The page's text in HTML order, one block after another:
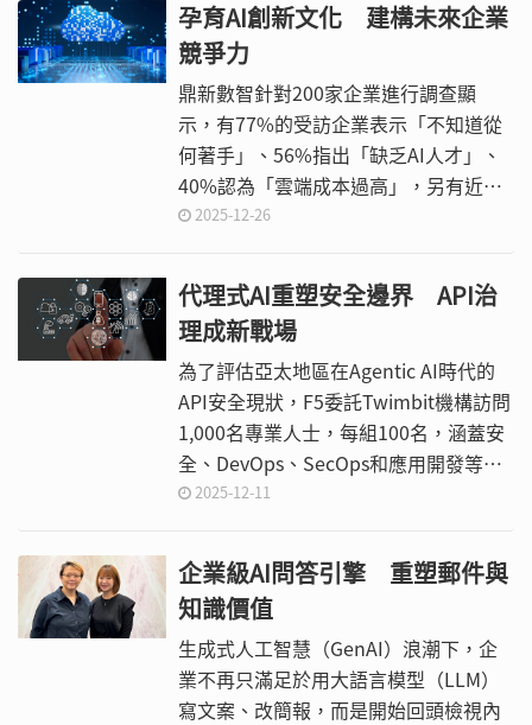
孕育AI創新文化 建構未來企業
競爭力
鼎新數智針對200家企業進行調查顯
示，有77%的受訪企業表示「不知道從
何著手」、56%指出「缺乏AI人才」、
40%認為「雲端成本過高」，另有近
30%憂慮「資料安全」，顯示企業普遍
點。AI導入若無組織支持與資料基盤，
任何技術投入皆無法產生持續效益。
2025-12-26
代理式AI重塑安全邊界 API治
理成新戰場
為了評估亞太地區在Agentic AI時代的
API安全現狀，F5委託Twimbit機構訪問
1,000名專業人士，每組100名，涵蓋安
全、DevOps、SecOps和應用開發等各
個領域。這項調查結果提供對於新興API
何重塑整個地區的風險缺口、治理模式
和控制重點。
2025-12-11
企業級AI問答引擎 重塑郵件與
知識價值
生成式人工智慧（GenAI）浪潮下，企
業不再只滿足於用大語言模型（LLM）
寫文案、改簡報，而是開始回頭檢視內